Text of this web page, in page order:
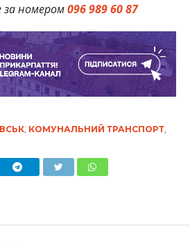
за номером096 989 60 87
, КОМУНАЛЬНИЙ ТРАНСПОРТ,